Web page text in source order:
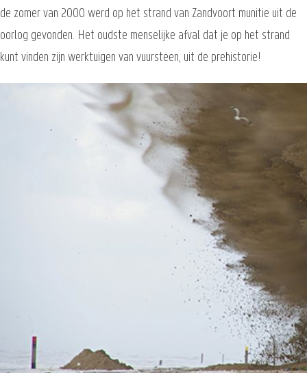
de zomer van 2000 werd op het strand van Zandvoort munitie uit de
oorlog gevonden. Het oudste menselijke afval dat je op het strand
kunt vinden zijn werktuigen van vuursteen, uit de prehistorie!